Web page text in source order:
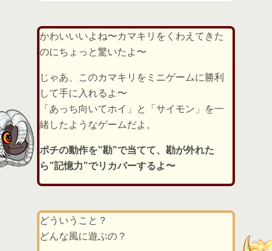
かわいいいよね〜カマキリをくわえてきた
のにちょっと驚いたよ〜
じゃあ、このカマキリをミニゲームに勝利
して手に入れるよ〜
「あっち向いてホイ」と「サイモン」を一
緒したようなゲームだよ。
ポチの動作を”勘”で当てて、勘が外れた
ら”記憶力”でリカバーするよ〜
どういうこと？
どんな風に遊ぶの？